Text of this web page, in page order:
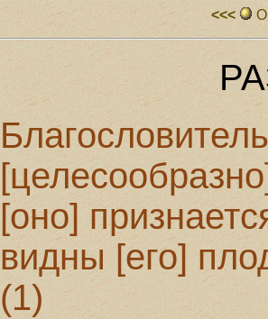
<<<
[оно]
видны [его]
(1)